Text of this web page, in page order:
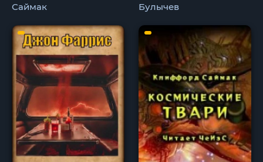
Саймак
Булычев